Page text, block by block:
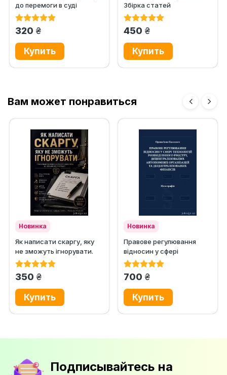
до перемоги в суді
320 грн.
Збірка статей
450 грн.
Вам может понравиться
Новинка
Як написати скаргу, яку
не зможуть ігнорувати.
Практичний посібник із...
350 грн.
Новинка
Правове регулювання
відносин у сфері
технологій розподіленого
700 грн.
Подписывайтесь на